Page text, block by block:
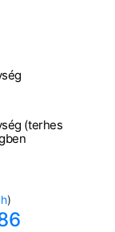
(terhes
)